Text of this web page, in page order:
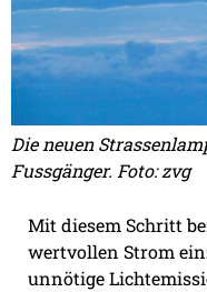
Die neuen
Fussgänger. Foto: zvg
Mit diesem Schritt
wertvollen Strom
unnötige